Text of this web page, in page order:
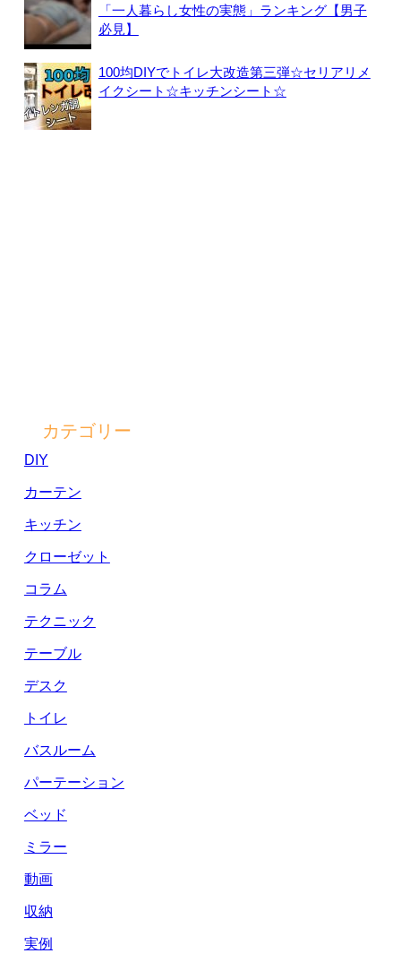
「一人暮らし女性の実態」ランキング【男子
必見】
100均DIYでトイレ大改造第三弾☆セリアリメ
イクシート☆キッチンシート☆
カテゴリー
DIY
カーテン
キッチン
クローゼット
コラム
テクニック
テーブル
デスク
トイレ
バスルーム
パーテーション
ベッド
ミラー
動画
収納
実例